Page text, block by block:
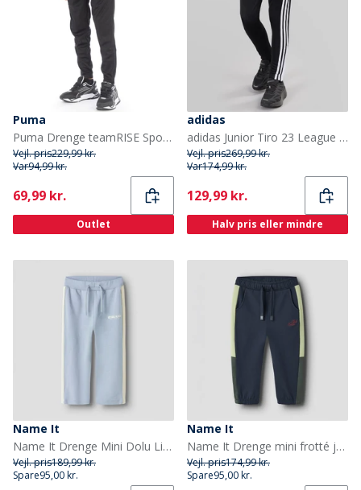
Puma
Puma Drenge teamRISE Sport træningsbukser Sort
Vejl. pris229,99 kr.
Var94,99 kr.
Current
69,99 kr.
Outlet
adidas
adidas Junior Tiro 23 League træningsbukser Sort
Vejl. pris269,99 kr.
Var174,99 kr.
Current
129,99 kr.
Halv pris eller mindre
Name It
Name It Drenge Mini Dolu Lige Ben Joggingbukser Blue Fog
Vejl. pris189,99 kr.
Spare95,00 kr.
Name It
Name It Drenge mini frotté joggingbukser Navy Blazer
Vejl. pris174,99 kr.
Spare95,00 kr.